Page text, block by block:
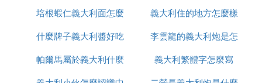
薩里成為了尤文主帥，租借期滿的伊瓜因也順利歸
隊，師徒二人再度合作，也成為了順理成章的事情，
而本賽季作為薩里執教尤文的首個賽季，雖然他依然
可以讓這一支球隊穩定在積分榜榜首的位置，但實際
上尤文在比賽中的表現是很難讓人滿意的，多名中場
法語怎麼說
培根蝦仁義大利面怎麼
做
義大利住的地方怎麼樣
什麼牌子義大利醬好吃
李雲龍的義大利炮是怎
麼發射
帕爾馬屬於義大利什麼
義大利繁體字怎麼寫